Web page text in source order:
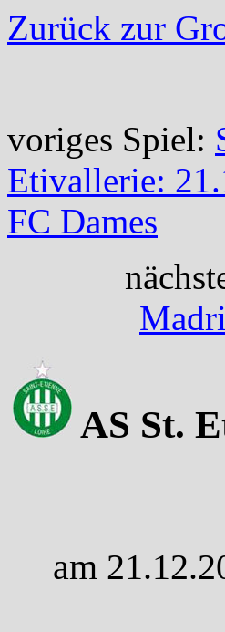
Zurück zur
voriges Spiel:
Etivallerie:
FC Dames
AS St.
am